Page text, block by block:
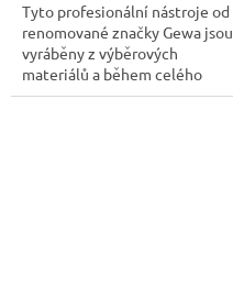
Tyto profesionální nástroje od
renomované značky Gewa jsou
vyráběny z výběrových
materiálů a během celého
procesu...